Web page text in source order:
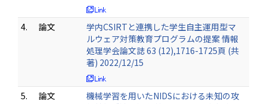
4. 論文
学内CSIRTと連携した学生自主運用型マ
ルウェア対策教育プログラムの提案 情報
処理学会論文誌 63 (12),1716-1725頁 (共
著) 2022/12/15
5. 論文
機械学習を用いたNIDSにおける未知の攻